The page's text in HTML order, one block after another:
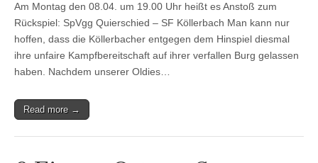
Am Montag den 08.04. um 19.00 Uhr heißt es Anstoß zum
Rückspiel: SpVgg Quierschied – SF Köllerbach Man kann nur
hoffen, dass die Köllerbacher entgegen dem Hinspiel diesmal
ihre unfaire Kampfbereitschaft auf ihrer verfallen Burg gelassen
haben. Nachdem unserer Oldies…
Read more →